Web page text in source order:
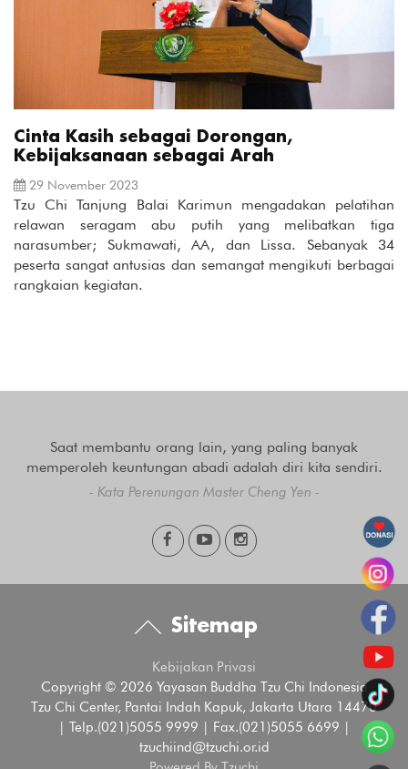
Cinta Kasih sebagai Dorongan,
Kebijaksanaan sebagai Arah
29 November 2023
Tzu Chi Tanjung Balai Karimun mengadakan pelatihan
relawan seragam abu putih yang melibatkan tiga
narasumber; Sukmawati, AA, dan Lissa. Sebanyak 34
peserta sangat antusias dan semangat mengikuti berbagai
rangkaian kegiatan.
Saat membantu orang lain, yang paling banyak
memperoleh keuntungan abadi adalah diri kita sendiri.
- Kata Perenungan Master Cheng Yen -
Sitemap
Kebijakan Privasi
Copyright © 2026 Yayasan Buddha Tzu Chi Indonesia
Tzu Chi Center, Pantai Indah Kapuk, Jakarta Utara 14470
| Telp.(021)5055 9999 | Fax.(021)5055 6699 |
tzuchiind@tzuchi.or.id